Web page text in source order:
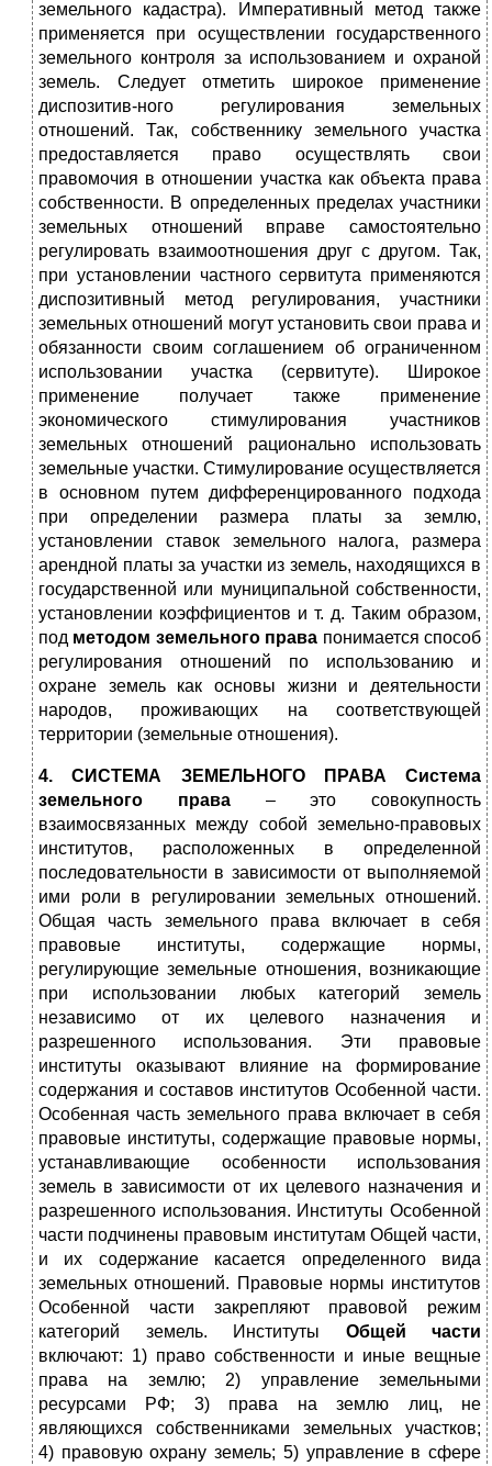
земельного кадастра). Императивный метод также
применяется при осуществлении государственного
земельного контроля за использованием и охраной
земель. Следует отметить широкое применение
диспозитив-ного регулирования земельных
отношений. Так, собственнику земельного участка
предоставляется право осуществлять свои
правомочия в отношении участка как объекта права
собственности. В определенных пределах участники
земельных отношений вправе самостоятельно
регулировать взаимоотношения друг с другом. Так,
при установлении частного сервитута применяются
диспозитивный метод регулирования, участники
земельных отношений могут установить свои права и
обязанности своим соглашением об ограниченном
использовании участка (сервитуте). Широкое
применение получает также применение
экономического стимулирования участников
земельных отношений рационально использовать
земельные участки. Стимулирование осуществляется
в основном путем дифференцированного подхода
при определении размера платы за землю,
установлении ставок земельного налога, размера
арендной платы за участки из земель, находящихся в
государственной или муниципальной собственности,
установлении коэффициентов и т. д. Таким образом,
под методом земельного права понимается способ
регулирования отношений по использованию и
охране земель как основы жизни и деятельности
народов, проживающих на соответствующей
территории (земельные отношения).
4. СИСТЕМА ЗЕМЕЛЬНОГО ПРАВА Система
земельного права– это совокупность
взаимосвязанных между собой земельно-правовых
институтов, расположенных в определенной
последовательности в зависимости от выполняемой
ими роли в регулировании земельных отношений.
Общая часть земельного права включает в себя
правовые институты, содержащие нормы,
регулирующие земельные отношения, возникающие
при использовании любых категорий земель
независимо от их целевого назначения и
разрешенного использования. Эти правовые
институты оказывают влияние на формирование
содержания и составов институтов Особенной части.
Особенная часть земельного права включает в себя
правовые институты, содержащие правовые нормы,
устанавливающие особенности использования
земель в зависимости от их целевого назначения и
разрешенного использования. Институты Особенной
части подчинены правовым институтам Общей части,
и их содержание касается определенного вида
земельных отношений. Правовые нормы институтов
Особенной части закрепляют правовой режим
категорий земель. Институты Общей части
включают: 1) право собственности и иные вещные
права на землю; 2) управление земельными
ресурсами РФ; 3) права на землю лиц, не
являющихся собственниками земельных участков;
4) правовую охрану земель; 5) управление в сфере